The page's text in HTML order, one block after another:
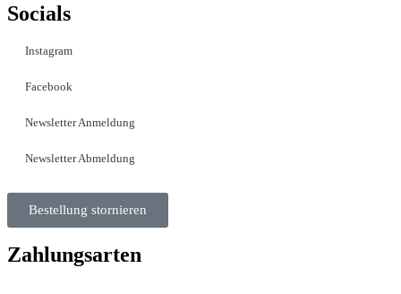
Socials
Instagram
Facebook
Newsletter Anmeldung
Newsletter Abmeldung
Bestellung stornieren
Zahlungsarten